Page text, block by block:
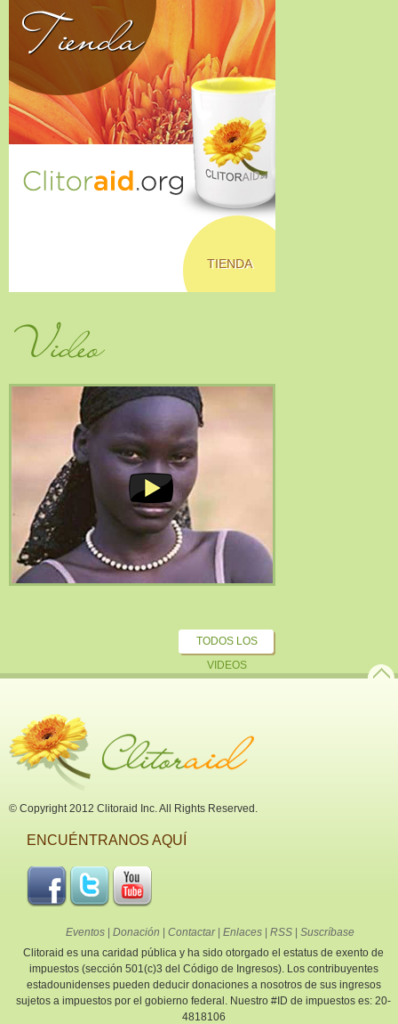
Tienda
TIENDA
Video
TODOS LOS
VIDEOS
© Copyright 2012 Clitoraid Inc. All Rights Reserved.
ENCUÉNTRANOS AQUÍ
Eventos Donación Contactar| Enlaces RSS
Suscríbase
Clitoraid es una caridad pública y ha sido otorgado el estatus de exento de
impuestos (sección 501(c)3 del Código de Ingresos). Los contribuyentes
estadounidenses pueden deducir donaciones a nosotros de sus ingresos
sujetos a impuestos por el gobierno federal. Nuestro #ID de impuestos es: 20-
4818106